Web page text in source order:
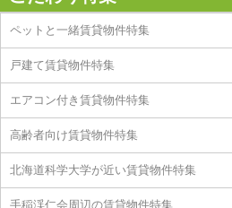
ペットと一緒賃貸物件特集
戸建て賃貸物件特集
エアコン付き賃貸物件特集
高齢者向け賃貸物件特集
北海道科学大学が近い賃貸物件特集
手稲渓仁会周辺の賃貸物件特集